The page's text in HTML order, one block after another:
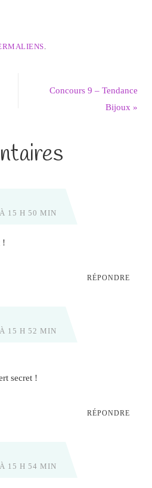
.
Concours 9 – Tendance
Bijoux»
15 H 50 MIN
!
RÉPONDRE
15 H 52 MIN
secret !
RÉPONDRE
15 H 54 MIN